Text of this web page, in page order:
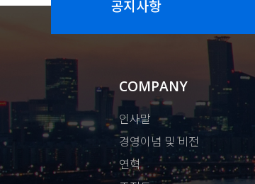
공지사항
COMPANY
인사말
경영이념 및 비전
연혁